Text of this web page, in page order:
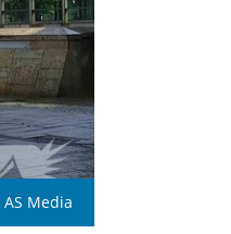
AS Media